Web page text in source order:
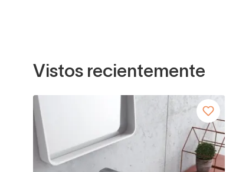
Vistos recientemente